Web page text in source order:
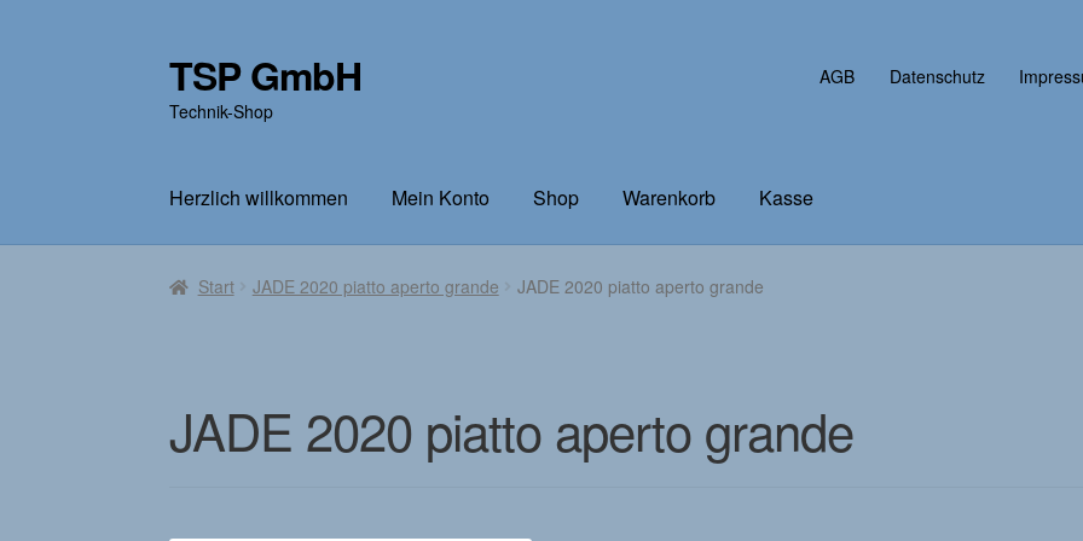
Zur
Navigation
springen
Zum
Inhalt
springen
TSP GmbH
Technik-Shop
AGB Datenschutz
Herzlich willkommen Mein Konto Shop Warenkorb Kasse
StartAGB Datenschutz Herzlich willkommenImpressum Kasse Kontaktformular
Start JADE 2020 piatto aperto grande JADE 2020 piatto aperto grande
JADE 2020 piatto aperto grande